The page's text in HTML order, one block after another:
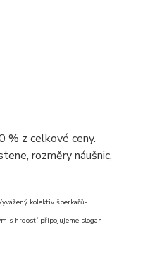
% z celkové ceny.
rozměry náušnic,
kolektiv šperkařů-
s hrdostí připojujeme slogan